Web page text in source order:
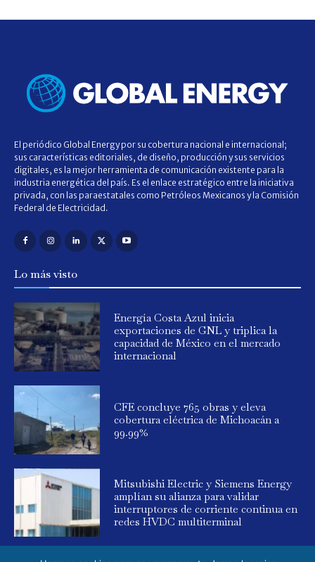
El periódico Global Energy por su cobertura nacional e internacional;
sus características editoriales, de diseño, producción y sus servicios
digitales, es la mejor herramienta de comunicación existente para la
industria energética del país. Es el enlace estratégico entre la iniciativa
privada, con las paraestatales como Petróleos Mexicanos y la Comisión
Federal de Electricidad.
Lo más visto
Energía Costa Azul inicia
exportaciones de GNL y triplica la
capacidad de México en el mercado
internacional
CFE concluye 765 obras y eleva
cobertura eléctrica de Michoacán a
99.99%
Mitsubishi Electric y Siemens Energy
amplían su alianza para validar
interruptores de corriente continua en
redes HVDC multiterminal